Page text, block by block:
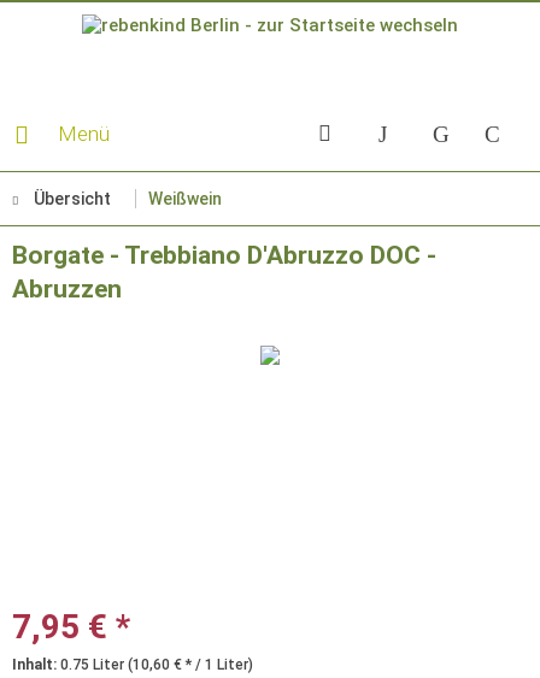
Menü
Übersicht Weißwein
Borgate - Trebbiano D'Abruzzo DOC -
Abruzzen
7,95 € *
Inhalt: 0.75 Liter (10,60 € * / 1 Liter)